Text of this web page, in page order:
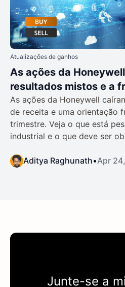
Atualizações de ganhos
As ações da
resultados mistos e a
As ações da Honeywell
de receita e uma orientação
trimestre. Veja o que está
industrial e o que deve ser
Aditya Raghunath•Apr
Junte-se a